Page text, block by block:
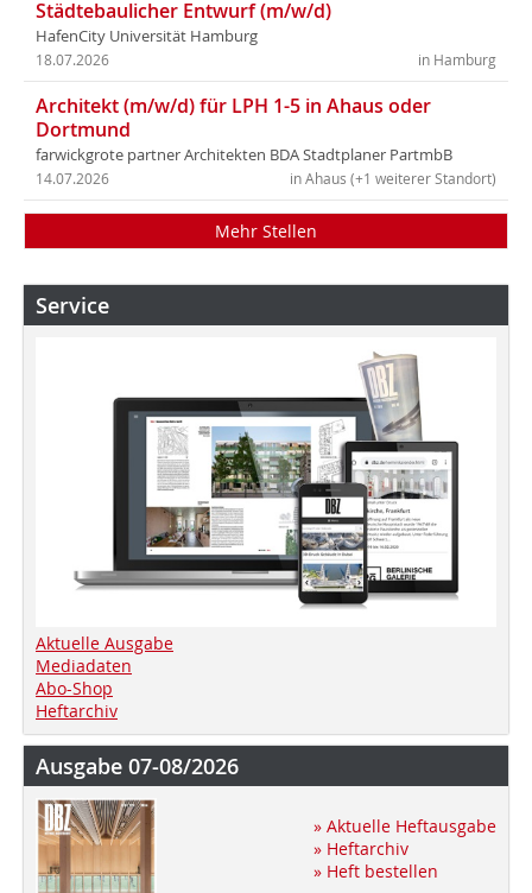
Städtebaulicher Entwurf (m/w/d)
HafenCity Universität Hamburg
in Hamburg
18.07.2026
Architekt (m/w/d) für LPH 1-5 in Ahaus oder
Dortmund
farwickgrote partner Architekten BDA Stadtplaner PartmbB
in Ahaus (+1 weiterer Standort)
14.07.2026
Mehr Stellen
Service
Aktuelle Ausgabe
Mediadaten
Abo-Shop
Heftarchiv
Ausgabe 07-08/2026
» Aktuelle Heftausgabe
» Heftarchiv
» Heft bestellen